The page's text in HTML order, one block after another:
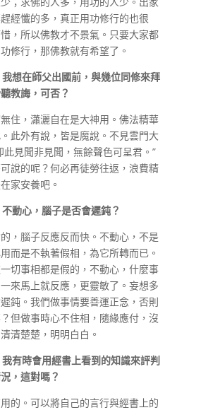
經懺的多，真正用功修行的也很
，所以佛教才不景氣。只要大家都
修行，那佛教就有希望了。
我想在師父出國前，與幾位同修來拜
教誨，可否？
住，瀟灑自在是大神用。佛法精華
此外有說，皆是魔說。不見雲門大
此見聞非見聞，無餘聲色可呈君。”
說的呢？何必再徒勞往返，浪費精
家安養吧。
動心，腦子是否會遲鈍？
，腦子反應反而快。不動心，不是
而是不執著假相，為它所轉而已。
切事相都是假的，不動心，什麼事
來馬上就反應，更靈敏了。妄想多
鈍。我們做事情要善運正念，否則
但做事時心不住相，隨緣應付，沒
清楚楚，明明白白。
有時會用經書上看到的知識來評判
，這對嗎？
的。可以將自己的言行與經書上的